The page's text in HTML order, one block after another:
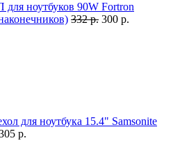
для ноутбуков 90W Fortron
332 р. 300 р.
для ноутбука 15.4" Samsonite
р.